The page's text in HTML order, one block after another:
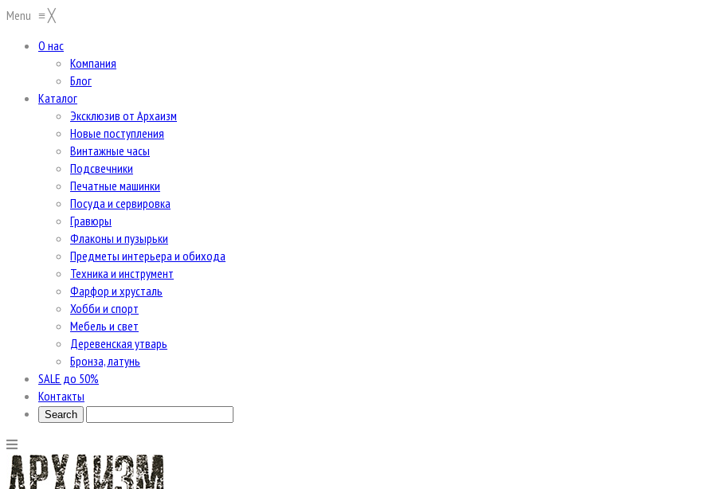
Menu ≡╳
О нас
Компания
Блог
Каталог
Эксклюзив от Архаизм
Новые поступления
Винтажные часы
Подсвечники
Печатные машинки
Посуда и сервировка
Гравюры
Флаконы и пузырьки
Предметы интерьера и обихода
Техника и инструмент
Фарфор и хрусталь
Хобби и спорт
Мебель и свет
Деревенская утварь
Бронза, латунь
SALE до 50%
Контакты